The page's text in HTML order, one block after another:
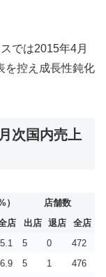
では2015年4月
を控え成長性鈍化
次国内売上
店舗数
店 出店 退店
全店
5 0
472
5 1
476